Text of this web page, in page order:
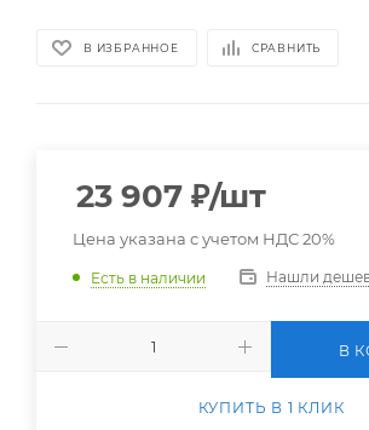
В ИЗБРАННОЕ СРАВНИТЬ
23 907 ₽/шт
Цена указана с учетом НДС 20%
Есть в наличии Нашли
В
КУПИТЬ В 1 КЛИК